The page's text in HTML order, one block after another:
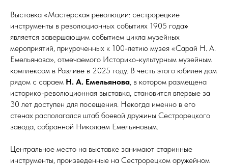
Выставка «Мастерская революции: сестрорецкие
инструменты в революционных событиях 1905 года»
является завершающим событием цикла музейных
мероприятий, приуроченных к 100-летию музея «Сарай Н. А.
Емельянова», отмечаемого Историко-культурным музейным
комплексом в Разливе в 2025 году. В честь этого юбилея дом
рядом с сараем Н. А. Емельянова, в котором размещена
историко-революционная выставка, становится впервые за
30 лет доступен для посещения. Некогда именно в его
стенах располагался штаб боевой дружины Сестрорецкого
завода, собранной Николаем Емельяновым.
Центральное место на выставке занимают старинные
инструменты, произведенные на Сестрорецком оружейном